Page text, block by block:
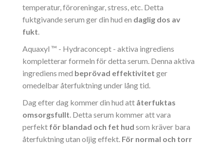
temperatur, föroreningar, stress, etc. Detta
fuktgivande serum ger din hud en daglig dos av
fukt
Aquaxyl ™ - Hydraconcept - aktiva ingrediens
kompletterar formeln för detta serum. Denna aktiva
ingrediens med beprövad effektivitet ger
omedelbar återfuktning under lång tid.
Dag efter dag kommer din hud att återfuktas
omsorgsfullt . Detta serum kommer att vara
perfekt för blandad och fet hud som kräver bara
återfuktning utan oljig effekt. För normal och torr